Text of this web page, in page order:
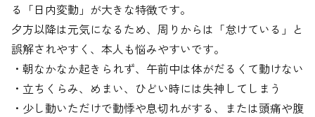
る「日内変動」が大きな特徴です。
夕方以降は元気になるため、周りからは「怠けている」と
誤解されやすく、本人も悩みやすいです。
・朝なかなか起きられず、午前中は体がだるくて動けない
・立ちくらみ、めまい、ひどい時には失神してしまう
・少し動いただけで動悸や息切れがする、または頭痛や腹